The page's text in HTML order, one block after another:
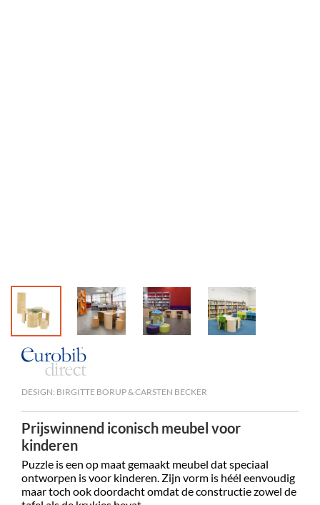
DESIGN: BIRGITTE BORUP & CARSTEN BECKER
Prijswinnend iconisch meubel voor
kinderen
Puzzle is een op maat gemaakt meubel dat speciaal
ontworpen is voor kinderen. Zijn vorm is héél eenvoudig
maar toch ook doordacht omdat de constructie zowel de